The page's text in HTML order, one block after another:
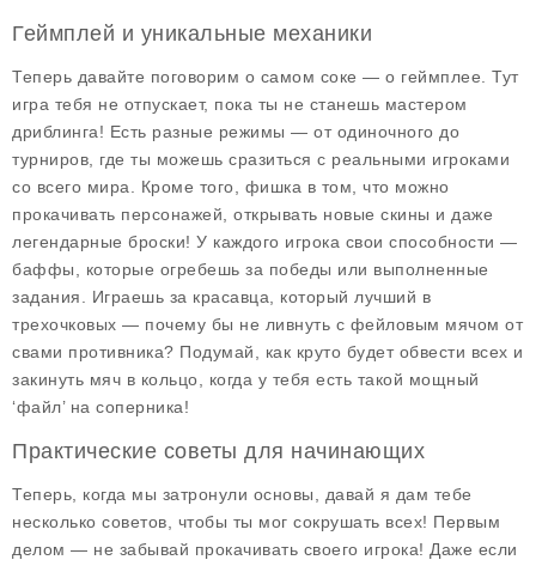
Геймплей и уникальные механики
Теперь давайте поговорим о самом соке — о геймплее . Тут
игра тебя не отпускает, пока ты не станешь мастером
дриблинга! Есть разные режимы — от одиночного до
турниров, где ты можешь сразиться с реальными игроками
со всего мира. Кроме того, фишка в том, что можно
прокачивать персонажей, открывать новые скины и даже
легендарные броски! У каждого игрока свои способности —
баффы, которые огребешь за победы или выполненные
задания. Играешь за красавца, который лучший в
трехочковых — почему бы не ливнуть с фейловым мячом от
свами противника? Подумай, как круто будет обвести всех и
закинуть мяч в кольцо, когда у тебя есть такой мощный
‘файл’ на соперника!
Практические советы для начинающих
Теперь, когда мы затронули основы, давай я дам тебе
несколько советов , чтобы ты мог сокрушать всех! Первым
делом — не забывай прокачивать своего игрока! Даже если